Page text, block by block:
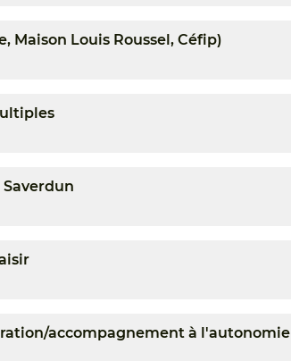
Louis Roussel, Céfip)
accompagnement à l'autonomie